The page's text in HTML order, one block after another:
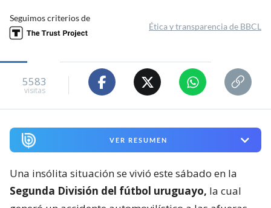
Seguimos criterios de
Ética y transparencia de BBCL
5583
visitas
VER RESUMEN
Una insólita situación se vivió este sábado en la
Segunda División del fútbol uruguayo, la cual